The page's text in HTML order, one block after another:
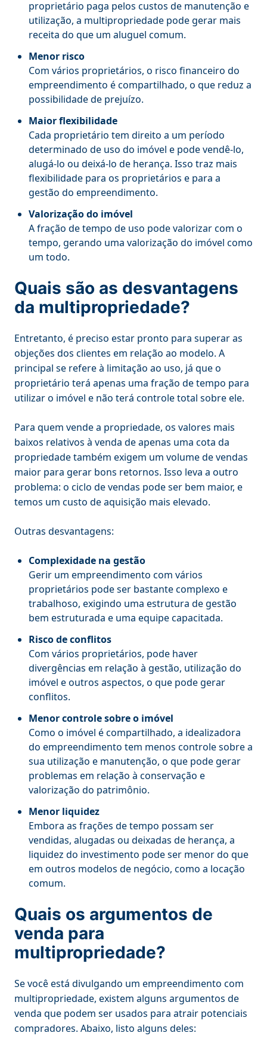
proprietário paga pelos custos de manutenção e
utilização, a multipropriedade pode gerar mais
receita do que um aluguel comum.
Menor risco
Com vários proprietários, o risco financeiro do
empreendimento é compartilhado, o que reduz a
possibilidade de prejuízo.
Maior flexibilidade
Cada proprietário tem direito a um período
determinado de uso do imóvel e pode vendê-lo,
alugá-lo ou deixá-lo de herança. Isso traz mais
flexibilidade para os proprietários e para a
gestão do empreendimento.
Valorização do imóvel
A fração de tempo de uso pode valorizar com o
tempo, gerando uma valorização do imóvel como
um todo.
Quais são as desvantagens
da multipropriedade?
Entretanto, é preciso estar pronto para superar as
objeções dos clientes em relação ao modelo. A
principal se refere à limitação ao uso, já que o
proprietário terá apenas uma fração de tempo para
utilizar o imóvel e não terá controle total sobre ele.
Para quem vende a propriedade, os valores mais
baixos relativos à venda de apenas uma cota da
propriedade também exigem um volume de vendas
maior para gerar bons retornos. Isso leva a outro
problema: o ciclo de vendas pode ser bem maior, e
temos um custo de aquisição mais elevado.
Outras desvantagens:
Complexidade na gestão
Gerir um empreendimento com vários
proprietários pode ser bastante complexo e
trabalhoso, exigindo uma estrutura de gestão
bem estruturada e uma equipe capacitada.
Risco de conflitos
Com vários proprietários, pode haver
divergências em relação à gestão, utilização do
imóvel e outros aspectos, o que pode gerar
conflitos.
Menor controle sobre o imóvel
Como o imóvel é compartilhado, a idealizadora
do empreendimento tem menos controle sobre a
sua utilização e manutenção, o que pode gerar
problemas em relação à conservação e
valorização do patrimônio.
Menor liquidez
Embora as frações de tempo possam ser
vendidas, alugadas ou deixadas de herança, a
liquidez do investimento pode ser menor do que
em outros modelos de negócio, como a locação
comum.
Quais os argumentos de
venda para
multipropriedade?
Se você está divulgando um empreendimento com
multipropriedade, existem alguns argumentos de
venda que podem ser usados para atrair potenciais
compradores. Abaixo, listo alguns deles: